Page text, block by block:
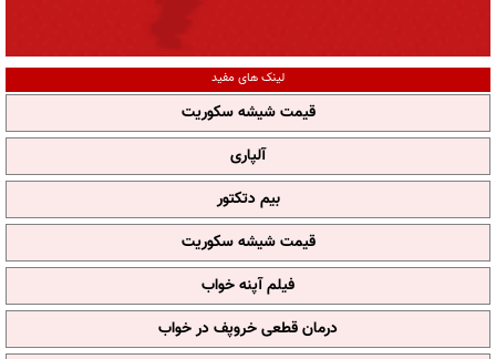
لینک های مفید
قیمت شیشه سکوریت
آلپاری
بیم دتکتور
قیمت شیشه سکوریت
فیلم آپنه خواب
درمان قطعی خروپف در خواب